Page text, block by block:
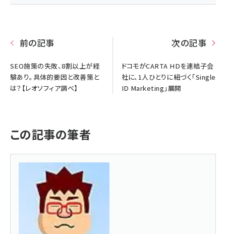
前の記事
SEO施策の失敗、8割以上が経
験あり。具体的要因と改善策と
は？【レオソフィア調べ】
次の記事
ドコモがCARTA HDを連結子会
社に、1人ひとりに紐づく「Single
ID Marketing」展開
この記事の筆者